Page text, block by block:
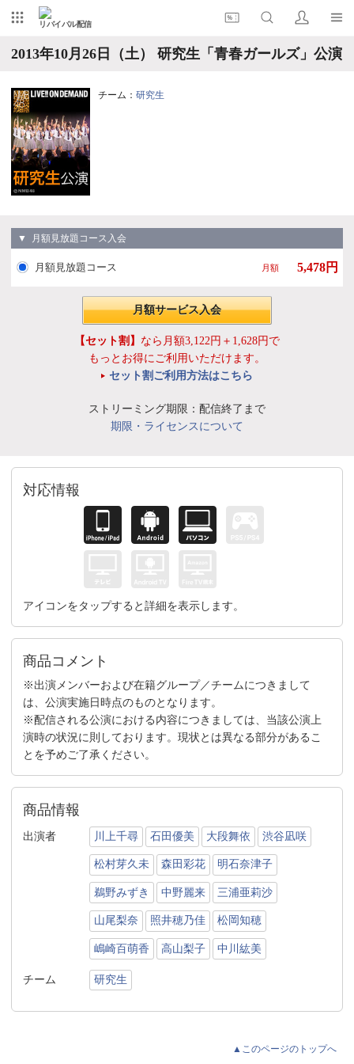
リバイバル配信
2013年10月26日（土） 研究生「青春ガールズ」公演
チーム： 研究生
▼ 月額見放題コース入会
月額見放題コース 月額 5,478円
月額サービス入会
【セット割】 なら月額3,122円＋1,628円で
もっとお得にご利用いただけます。
セット割ご利用方法はこちら
ストリーミング期限：配信終了まで
期限・ライセンスについて
対応情報
アイコンをタップすると詳細を表示します。
商品コメント
※出演メンバーおよび在籍グループ／チームにつきまして
は、公演実施日時点のものとなります。
※配信される公演における内容につきましては、当該公演上
演時の状況に則しております。現状とは異なる部分があるこ
とを予めご了承ください。
商品情報
出演者 川上千尋 石田優美 大段舞依 渋谷凪咲
松村芽久未 森田彩花 明石奈津子
鵜野みずき 中野麗来 三浦亜莉沙
山尾梨奈 照井穂乃佳 松岡知穂
嶋崎百萌香 高山梨子 中川紘美
チーム 研究生
▲このページのトップへ